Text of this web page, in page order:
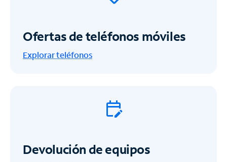
Ofertas de teléfonos móviles
Explorar teléfonos
Devolución de equipos